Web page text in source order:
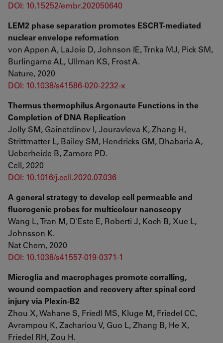
DOI: 10.15252/embr.202050640
LEM2 phase separation promotes ESCRT-mediated
nuclear envelope reformation
von Appen A, LaJoie D, Johnson IE, Trnka MJ, Pick SM,
Burlingame AL, Ullman KS, Frost A.
Nature, 2020
DOI: 10.1038/s41586-020-2232-x
Thermus thermophilus Argonaute Functions in the
Completion of DNA Replication
Jolly SM, Gainetdinov I, Jouravleva K, Zhang H,
Strittmatter L, Bailey SM, Hendricks GM, Dhabaria A,
Ueberheide B, Zamore PD.
Cell, 2020
DOI: 10.1016/j.cell.2020.07.036
A general strategy to develop cell permeable and
fluorogenic probes for multicolour nanoscopy
Wang L, Tran M, D'Este E, Roberti J, Koch B, Xue L,
Johnsson K.
Nat Chem, 2020
DOI: 10.1038/s41557-019-0371-1
Microglia and macrophages promote corralling,
wound compaction and recovery after spinal cord
injury via Plexin-B2
Zhou X, Wahane S, Friedl MS, Kluge M, Friedel CC,
Avrampou K, Zachariou V, Guo L, Zhang B, He X,
Friedel RH, Zou H.